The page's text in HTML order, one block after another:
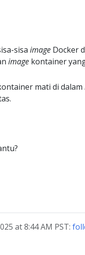
sisa image Docker
image kontainer
mati di dalam
at 8:44 AM PST: